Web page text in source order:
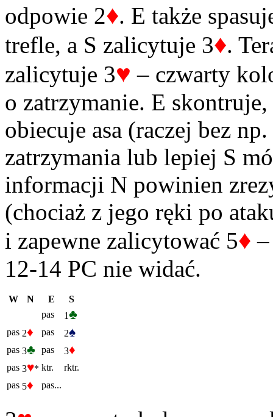
odpowie 2♦. E także
trefle, a S zalicytuje 3♦.
zalicytuje 3♥ – czwarty
o zatrzymanie. E
obiecuje asa (raczej bez
zatrzymania lub lepiej S
informacji N powinien
(chociaż z jego ręki po
i zapewne zalicytować 5♦
12-14 PC nie widać.
W N E
S
pas
1♣
pas 2♦ pas 2♠
pas 3♣ pas 3♦
pas 3♥* ktr.
rktr.
pas 5♦ pas...